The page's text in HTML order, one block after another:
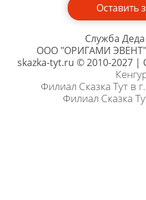
Служба
ООО "ОРИГАМИ ЭВЕНТ"
skazka-tyt.ru © 2010-2027 |
Филиал Сказка Тут в
Филиал Сказка
Оставить